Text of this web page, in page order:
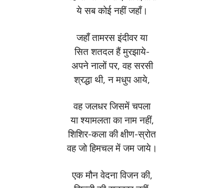
ये सब कोई नहीं जहाँ।
जहाँ तामरस इंदीवर या
सित शतदल हैं मुरझाये-
अपने नालों पर, वह सरसी
श्रद्धा थी, न मधुप आये,
वह जलधर जिसमें चपला
या श्यामलता का नाम नहीं,
शिशिर-कला की क्षीण-स्रोत
वह जो हिमचल में जम जाये।
एक मौन वेदना विजन की,